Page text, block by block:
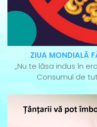
ZIUA MONDIALĂ
„Nu te lăsa indus în
Consumul de